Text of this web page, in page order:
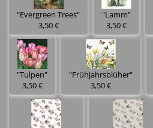
"Evergreen Trees"
3,50 €
"Lamm"
3,50 €
"Tulpen"
3,50 €
"Frühjahrsblüher"
3,50 €